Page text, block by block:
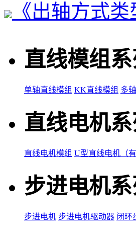
《出轴方式
直线模组系
单轴直线模组 KK直线模组 多
直线电机系
直线电机模组 U型直线电机（有
步进电机系
步进电机 步进电机驱动器 闭环